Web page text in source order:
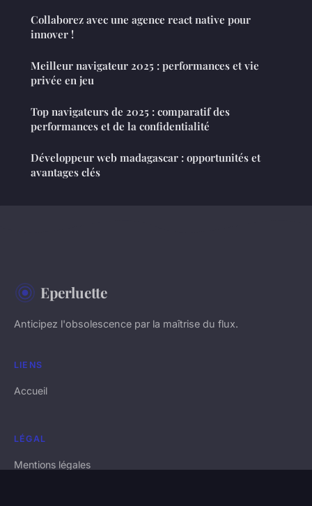
Collaborez avec une agence react native pour
innover !
Meilleur navigateur 2025 : performances et vie
privée en jeu
Top navigateurs de 2025 : comparatif des
performances et de la confidentialité
Développeur web madagascar : opportunités et
avantages clés
Eperluette
Anticipez l'obsolescence par la maîtrise du flux.
LIENS
Accueil
LÉGAL
Mentions légales